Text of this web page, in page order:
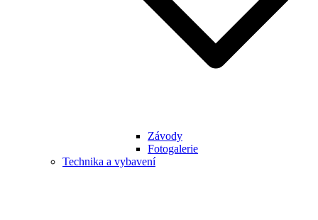
Závody
Fotogalerie
Technika a vybavení